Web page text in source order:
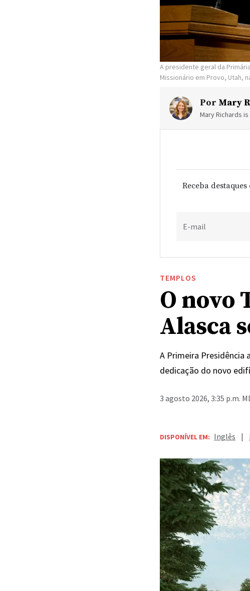
A presidente geral da
Missionário em Provo, Utah,
Por Mary
Mary Richards
Receba
E-mail
TEMPLOS
O novo
Alasca
A Primeira Presidência
dedicação do novo
3 agosto 2026, 3:35 p.m.
DISPONÍVEL EM: Inglês |